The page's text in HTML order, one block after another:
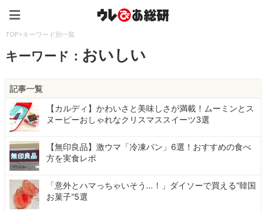
TOP>キーワード別一覧
キーワード： おいしい
記事一覧
【カルディ】かわいさと美味しさが満載！ムーミンとス
ヌーピーおしゃれなクリスマススイーツ3選
【無印良品】激ウマ「冷凍パン」6選！おすすめの食べ
方を実食レポ
「意外とハマっちゃいそう…！」ダイソーで買える“韓国
お菓子“5選